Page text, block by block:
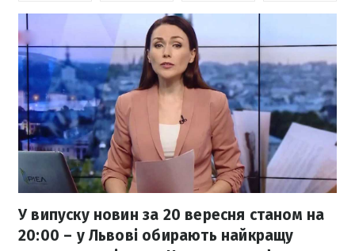
У випуску новин за 20 вересня станом на
20:00 – у Львові обирають найкращу